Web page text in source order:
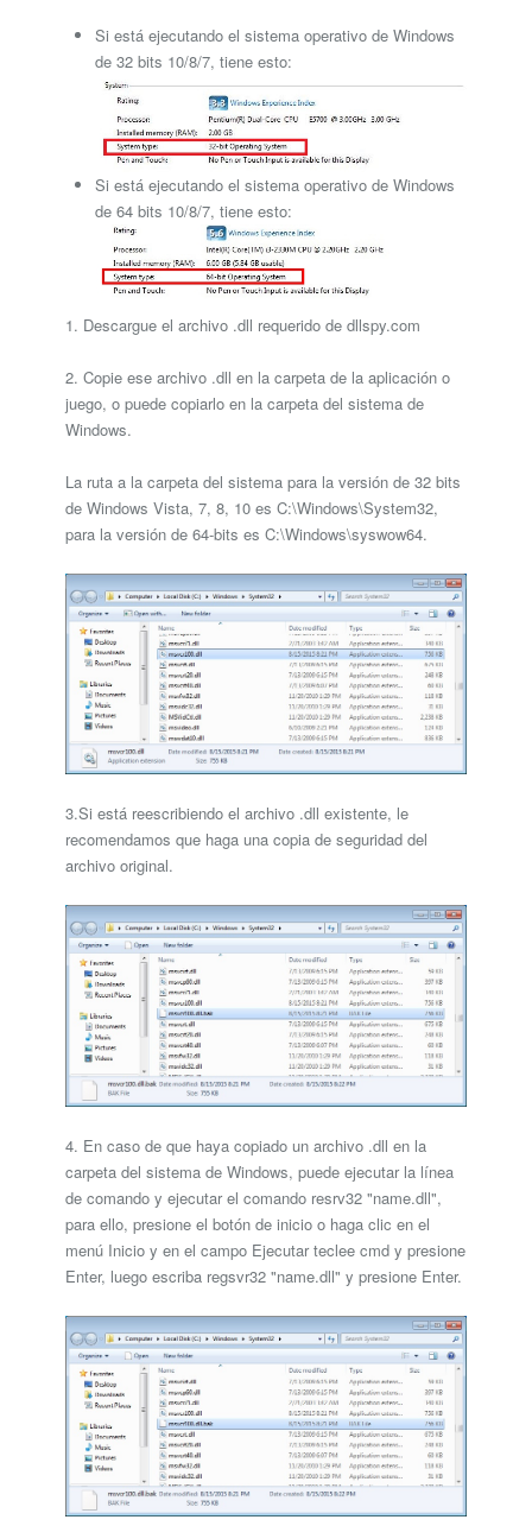
Si está ejecutando el sistema operativo de Windows
de 32 bits 10/8/7, tiene esto:
Si está ejecutando el sistema operativo de Windows
de 64 bits 10/8/7, tiene esto:
1. Descargue el archivo .dll requerido de dllspy.com
2. Copie ese archivo .dll en la carpeta de la aplicación o
juego, o puede copiarlo en la carpeta del sistema de
Windows.
La ruta a la carpeta del sistema para la versión de 32 bits
de Windows Vista, 7, 8, 10 es C:\Windows\System32,
para la versión de 64-bits es C:\Windows\syswow64.
3.Si está reescribiendo el archivo .dll existente, le
recomendamos que haga una copia de seguridad del
archivo original.
4. En caso de que haya copiado un archivo .dll en la
carpeta del sistema de Windows, puede ejecutar la línea
de comando y ejecutar el comando resrv32 "name.dll",
para ello, presione el botón de inicio o haga clic en el
menú Inicio y en el campo Ejecutar teclee cmd y presione
Enter, luego escriba regsvr32 "name.dll" y presione Enter.